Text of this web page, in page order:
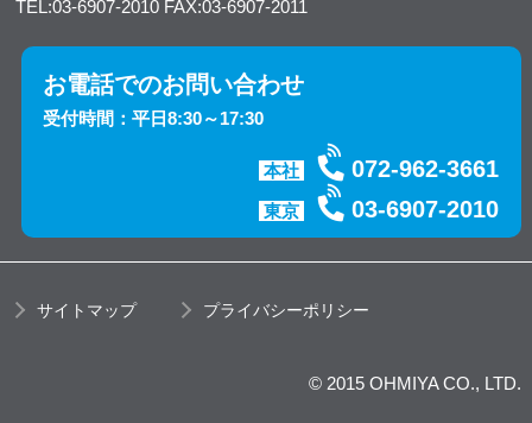
TEL:03-6907-2010 FAX:03-6907-2011
お電話でのお問い合わせ
受付時間：平日8:30～17:30
本社 072-962-3661
東京 03-6907-2010
サイトマップ プライバシーポリシー
© 2015 OHMIYA CO., LTD.